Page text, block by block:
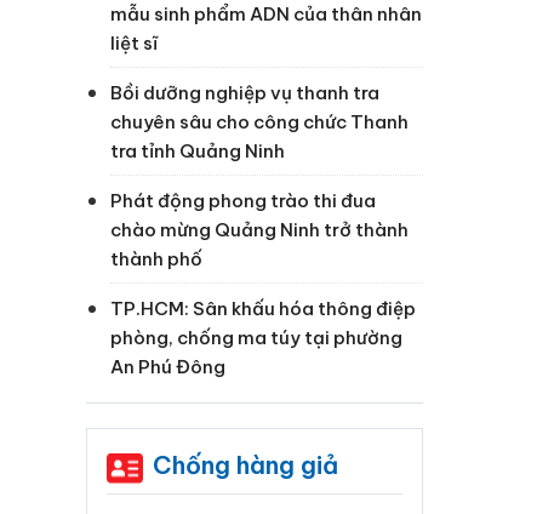
mẫu sinh phẩm ADN của thân nhân
liệt sĩ
Bồi dưỡng nghiệp vụ thanh tra
chuyên sâu cho công chức Thanh
tra tỉnh Quảng Ninh
Phát động phong trào thi đua
chào mừng Quảng Ninh trở thành
thành phố
TP.HCM: Sân khấu hóa thông điệp
phòng, chống ma túy tại phường
An Phú Đông
Chống hàng giả